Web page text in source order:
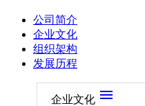
公司简介
企业文化
组织架构
发展历程
企业文化 menu